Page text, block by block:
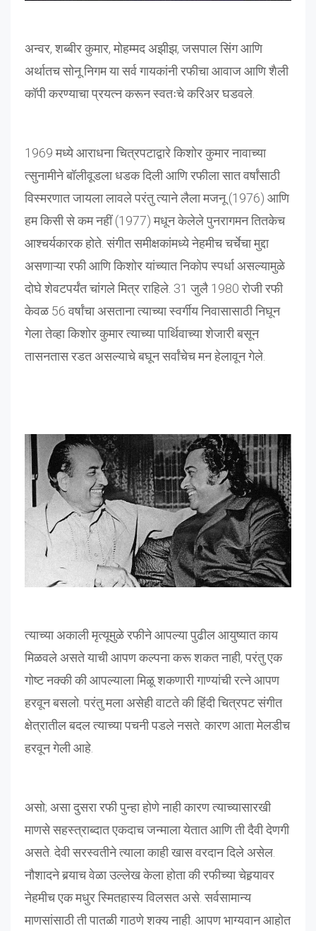
अन्वर, शब्बीर कुमार, मोहम्मद अझीझ, जसपाल सिंग आणि
अर्थातच सोनू निगम या सर्व गायकांनी रफीचा आवाज आणि शैली
कॉपी करण्याचा प्रयत्न करून स्वतःचे करिअर घडवले.
1969 मध्ये आराधना चित्रपटाद्वारे किशोर कुमार नावाच्या
त्सुनामीने बॉलीवूडला धडक दिली आणि रफीला सात वर्षांसाठी
विस्मरणात जायला लावले परंतु त्याने लैला मजनू (1976) आणि
हम किसी से कम नहीं (1977) मधून केलेले पुनरागमन तितकेच
आश्चर्यकारक होते. संगीत समीक्षकांमध्ये नेहमीच चर्चेचा मुद्दा
असणाऱ्या रफी आणि किशोर यांच्यात निकोप स्पर्धा असल्यामुळे
दोघे शेवटपर्यंत चांगले मित्र राहिले. 31 जुलै 1980 रोजी रफी
केवळ 56 वर्षांचा असताना त्याच्या स्वर्गीय निवासासाठी निघून
गेला तेव्हा किशोर कुमार त्याच्या पार्थिवाच्या शेजारी बसून
तासनतास रडत असल्याचे बघून सर्वांचेच मन हेलावून गेले.
त्याच्या अकाली मृत्यूमुळे रफीने आपल्या पुढील आयुष्यात काय
मिळवले असते याची आपण कल्पना करू शकत नाही, परंतु एक
गोष्ट नक्की की आपल्याला मिळू शकणारी गाण्यांची रत्ने आपण
हरवून बसलो. परंतु मला असेही वाटते की हिंदी चित्रपट संगीत
क्षेत्रातील बदल त्याच्या पचनी पडले नसते. कारण आता मेलडीच
हरवून गेली आहे.
असो; असा दुसरा रफी पुन्हा होणे नाही कारण त्याच्यासारखी
माणसे सहस्त्राब्दात एकदाच जन्माला येतात आणि ती दैवी देणगी
असते. देवी सरस्वतीने त्याला काही खास वरदान दिले असेल.
नौशादने बर्‍याच वेळा उल्लेख केला होता की रफीच्या चेहर्‍यावर
नेहमीच एक मधुर स्मितहास्य विलसत असे. सर्वसामान्य
माणसांसाठी ती पातळी गाठणे शक्य नाही. आपण भाग्यवान आहोत